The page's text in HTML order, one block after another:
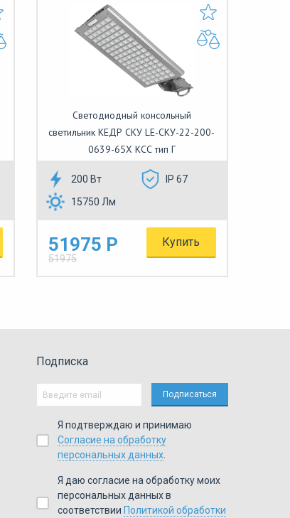
Светодиодный консольный
светильник КЕДР СКУ LE-СКУ-22-200-
0639-65Х КСС тип Г
200 Вт
IP 67
15750 Лм
51975 Р
51975
Купить
Подписка
Я подтверждаю и принимаю
Согласие на обработку
персональных данных.
Я даю согласие на обработку моих
персональных данных в
соответствии Политикой обработки